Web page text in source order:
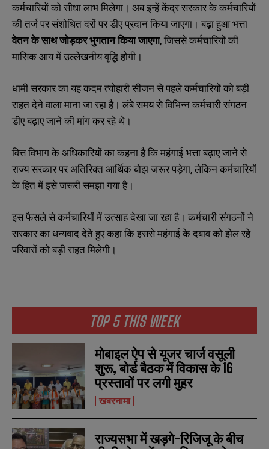
TOP 5 THIS WEEK
मोबाइल ऐप से यूजर चार्ज वसूली
शुरू, बोर्ड बैठक में विकास के 16
प्रस्तावों पर लगी मुहर
खबरनामा
राज्यसभा में खड़गे-रिजिजू के बीच
कर्मचारियों को सीधा लाभ मिलेगा। अब इन्हें केंद्र सरकार के कर्मचारियों
की तर्ज पर संशोधित दरों पर डीए प्रदान किया जाएगा। बढ़ा हुआ भत्ता
वेतन के साथ जोड़कर भुगतान किया जाएगा, जिससे कर्मचारियों की
मासिक आय में उल्लेखनीय वृद्धि होगी।
धामी सरकार का यह कदम त्योहारी सीजन से पहले कर्मचारियों को बड़ी
राहत देने वाला माना जा रहा है। लंबे समय से विभिन्न कर्मचारी संगठन
डीए बढ़ाए जाने की मांग कर रहे थे।
वित्त विभाग के अधिकारियों का कहना है कि महंगाई भत्ता बढ़ाए जाने से
राज्य सरकार पर अतिरिक्त आर्थिक बोझ जरूर पड़ेगा, लेकिन कर्मचारियों
के हित में इसे जरूरी समझा गया है।
इस फैसले से कर्मचारियों में उत्साह देखा जा रहा है। कर्मचारी संगठनों ने
सरकार का धन्यवाद देते हुए कहा कि इससे महंगाई के दबाव को झेल रहे
परिवारों को बड़ी राहत मिलेगी।